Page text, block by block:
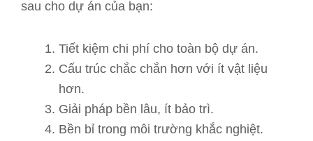
sau cho dự án của bạn:
Tiết kiệm chi phí cho toàn bộ dự án.
Cấu trúc chắc chắn hơn với ít vật liệu
hơn.
Giải pháp bền lâu, ít bảo trì.
Bền bỉ trong môi trường khắc nghiệt.